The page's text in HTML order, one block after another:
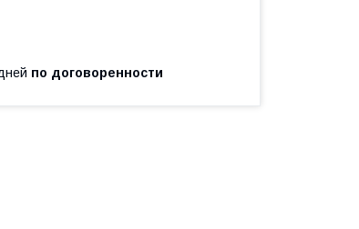
по договоренности